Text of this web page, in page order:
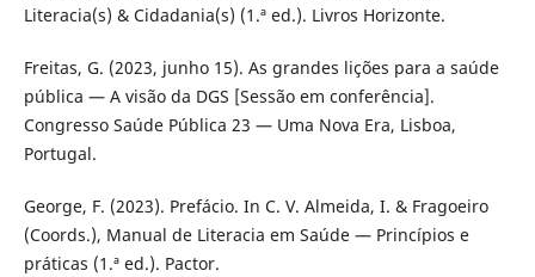
Literacia(s) & Cidadania(s) (1.ª ed.). Livros Horizonte.
Freitas, G. (2023, junho 15). As grandes lições para a saúde
pública — A visão da DGS [Sessão em conferência].
Congresso Saúde Pública 23 — Uma Nova Era, Lisboa,
Portugal.
George, F. (2023). Prefácio. In C. V. Almeida, I. & Fragoeiro
(Coords.), Manual de Literacia em Saúde — Princípios e
práticas (1.ª ed.). Pactor.